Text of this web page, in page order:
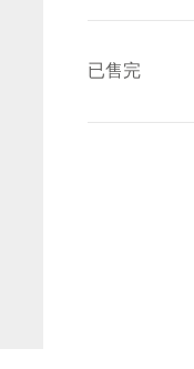
已售完